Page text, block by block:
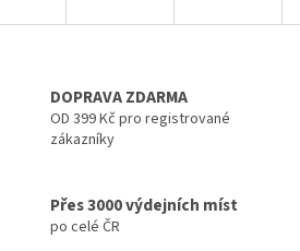
DOPRAVA ZDARMA
OD 399 Kč pro registrované
zákazníky
Přes 3000 výdejních míst
po celé ČR